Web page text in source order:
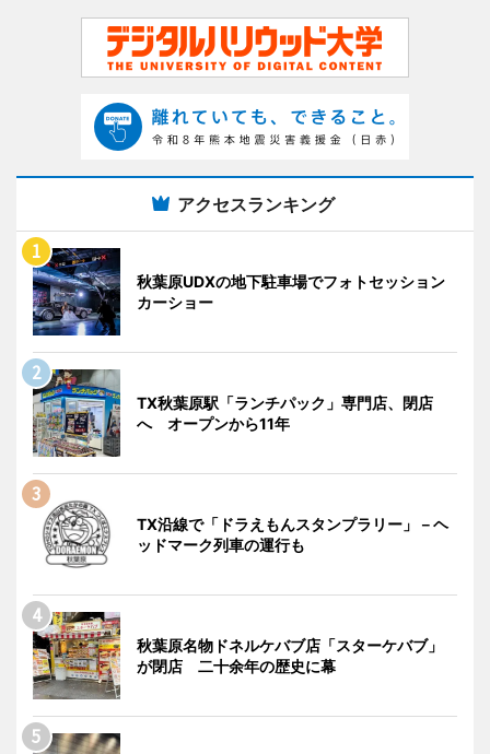
アクセスランキング
秋葉原UDXの地下駐車場でフォトセッション
カーショー
TX秋葉原駅「ランチパック」専門店、閉店
へ オープンから11年
TX沿線で「ドラえもんスタンプラリー」－ヘ
ッドマーク列車の運行も
秋葉原名物ドネルケバブ店「スターケバブ」
が閉店 二十余年の歴史に幕